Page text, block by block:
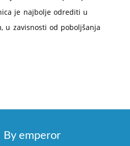
je najbolje odrediti u
u zavisnosti od poboljšanja
By emperor